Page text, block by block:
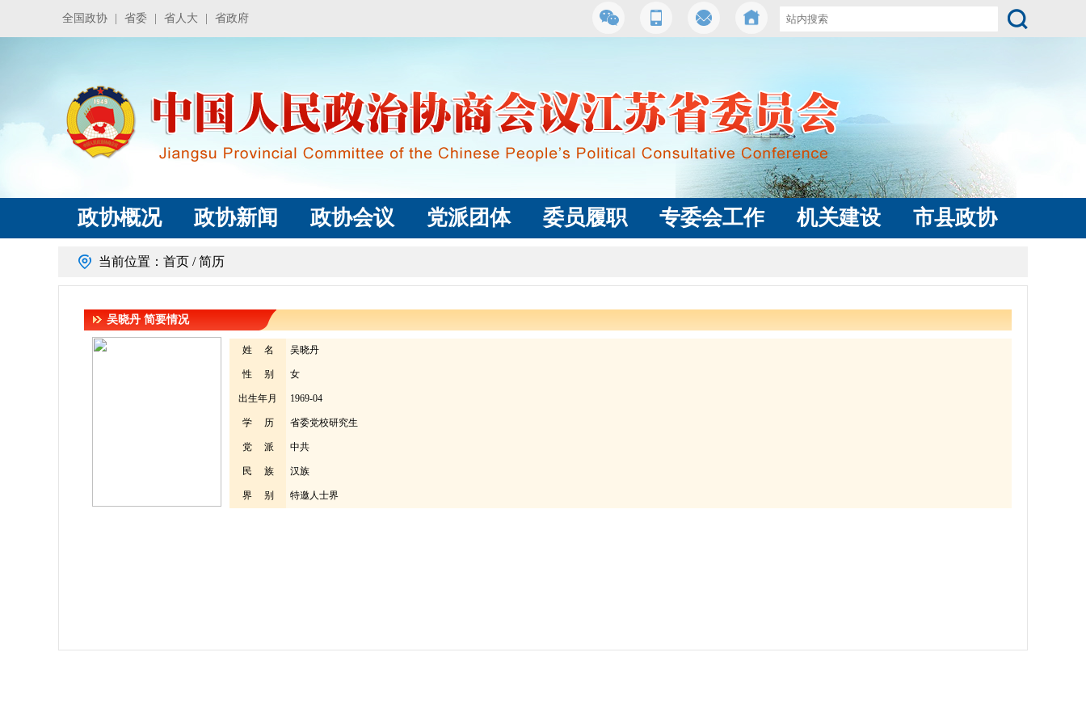
全国政协 省委 省人大 省政府
政协概况 政协新闻 政协会议 党派团体 委员履职 专委会工作 机关建设 市县政协
当前位置： 首页 / 简历
吴晓丹 简要情况
姓 名 吴晓丹
性 别 女
出生年月 1969-04
学 历 省委党校研究生
党 派 中共
民 族 汉族
界 别 特邀人士界